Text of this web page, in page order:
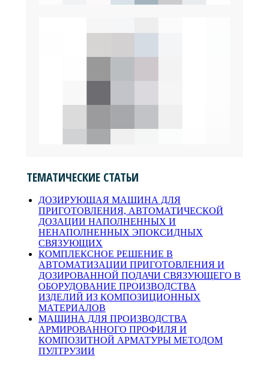
ТЕМАТИЧЕСКИЕ СТАТЬИ
ДОЗИРУЮЩАЯ МАШИНА ДЛЯ
ПРИГОТОВЛЕНИЯ, АВТОМАТИЧЕСКОЙ
ДОЗАЦИИ НАПОЛНЕННЫХ И
НЕНАПОЛНЕННЫХ ЭПОКСИДНЫХ
СВЯЗУЮЩИХ
КОМПЛЕКСНОЕ РЕШЕНИЕ В
АВТОМАТИЗАЦИИ ПРИГОТОВЛЕНИЯ И
ДОЗИРОВАННОЙ ПОДАЧИ СВЯЗУЮЩЕГО В
ОБОРУДОВАНИЕ ПРОИЗВОДСТВА
ИЗДЕЛИЙ ИЗ КОМПОЗИЦИОННЫХ
МАТЕРИАЛОВ
МАШИНА ДЛЯ ПРОИЗВОДСТВА
АРМИРОВАННОГО ПРОФИЛЯ И
КОМПОЗИТНОЙ АРМАТУРЫ МЕТОДОМ
ПУЛТРУЗИИ